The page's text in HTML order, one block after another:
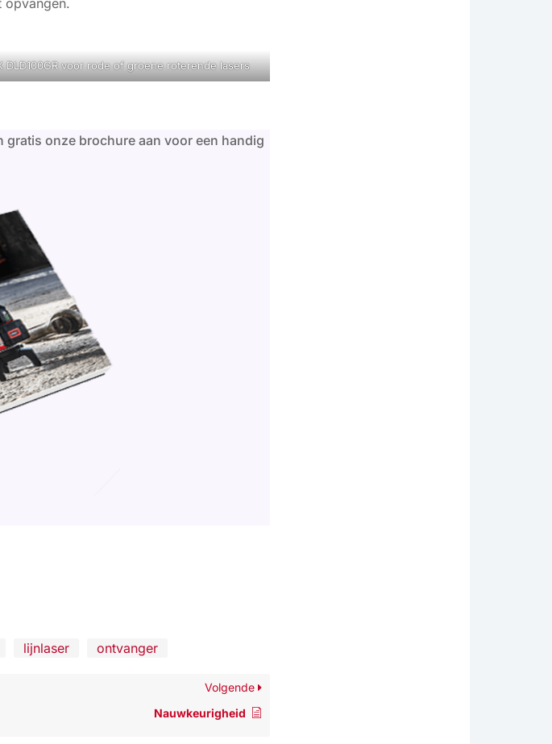
DLD100GR voor rode of groene roterende lasers
gratis onze brochure aan voor een handig
lijnlaser ontvanger
Volgende
Nauwkeurigheid